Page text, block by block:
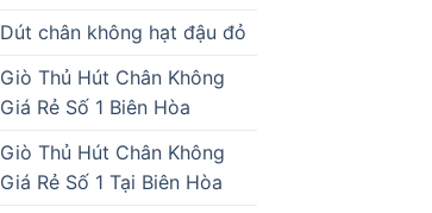
Dút chân không hạt đậu đỏ
Giò Thủ Hút Chân Không
Giá Rẻ Số 1 Biên Hòa
Giò Thủ Hút Chân Không
Giá Rẻ Số 1 Tại Biên Hòa